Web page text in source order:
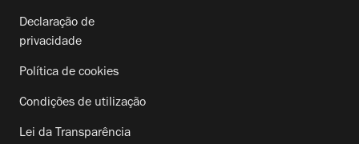
Declaração de
privacidade
Política de cookies
Condições de utilização
Lei da Transparência